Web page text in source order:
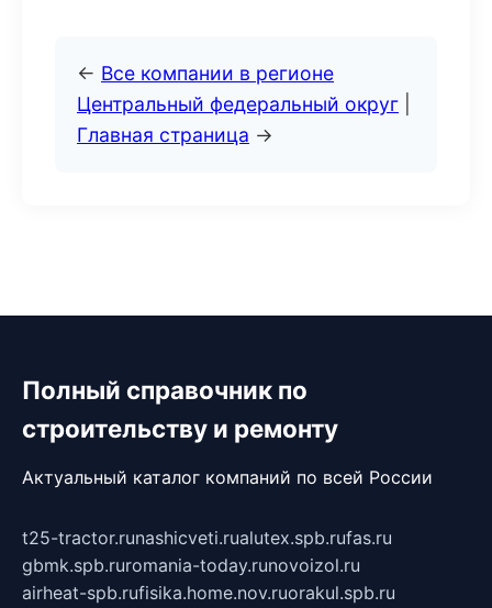
← Все компании в регионе
Центральный федеральный округ
Главная страница →
Полный справочник по
строительству и ремонту
Актуальный каталог компаний по всей России
t25-tractor.runashicveti.rualutex.spb.rufas.ru
gbmk.spb.ruromania-today.runovoizol.ru
airheat-spb.rufisika.home.nov.ruorakul.spb.ru